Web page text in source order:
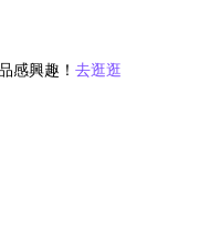
感興趣！ 去逛逛